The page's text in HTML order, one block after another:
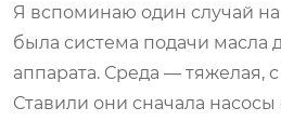
Я вспоминаю один случай
была система подачи масла
аппарата. Среда — тяжелая,
Ставили они сначала